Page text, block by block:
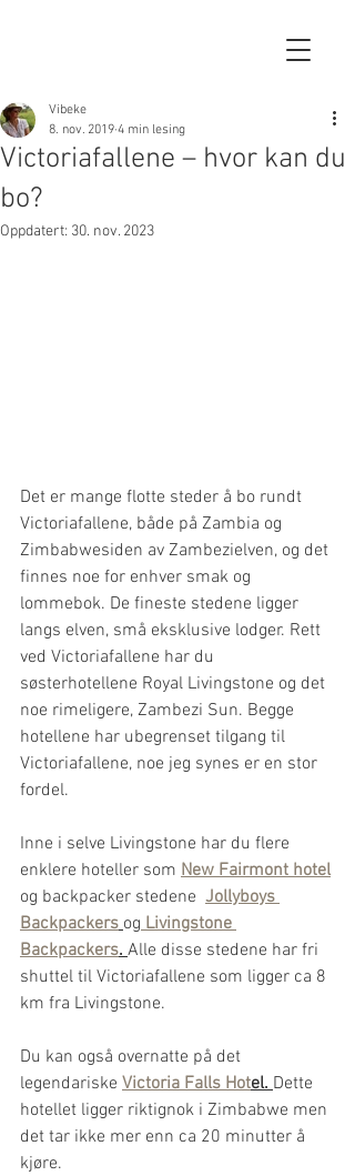
Victoriafallene – hvor kan du
bo?
Vibeke
8. nov. 2019 4 min lesing
Oppdatert: 30. nov. 2023
Det er mange flotte steder å bo rundt
Victoriafallene, både på Zambia og
Zimbabwesiden av Zambezielven, og det
finnes noe for enhver smak og
lommebok. De fineste stedene ligger
langs elven, små eksklusive lodger. Rett
ved Victoriafallene har du
søsterhotellene Royal Livingstone og det
noe rimeligere, Zambezi Sun. Begge
hotellene har ubegrenset tilgang til
Victoriafallene, noe jeg synes er en stor
fordel.
Inne i selve Livingstone har du flere
enklere hoteller som New Fairmont hotel
og backpacker stedene Jollyboys
Backpackers og Livingstone
Backpackers. Alle disse stedene har fri
shuttel til Victoriafallene som ligger ca 8
km fra Livingstone.
Du kan også overnatte på det
legendariske Victoria Falls Hotel. Dette
hotellet ligger riktignok i Zimbabwe men
det tar ikke mer enn ca 20 minutter å
kjøre.